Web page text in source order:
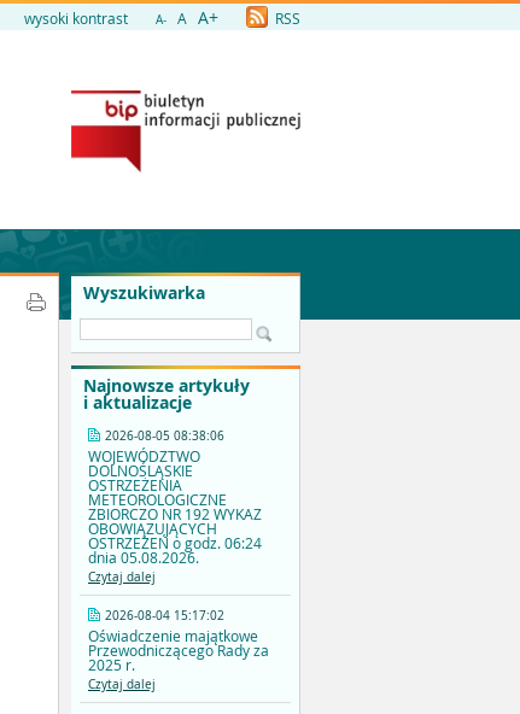
wysoki kontrast A- A A+ RSS
Wyszukiwarka
Najnowsze artykuły
i aktualizacje
2026-08-05 08:38:06
WOJEWÓDZTWO
DOLNOŚLĄSKIE
OSTRZEŻENIA
METEOROLOGICZNE
ZBIORCZO NR 192 WYKAZ
OBOWIĄZUJĄCYCH
OSTRZEŻEŃ o godz. 06:24
dnia 05.08.2026.
Czytaj dalej
2026-08-04 15:17:02
Oświadczenie majątkowe
Przewodniczącego Rady za
2025 r.
Czytaj dalej